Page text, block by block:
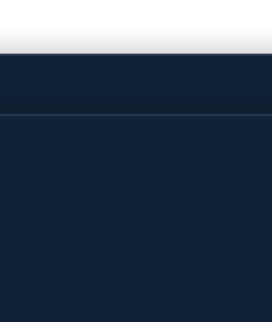
het
en zal